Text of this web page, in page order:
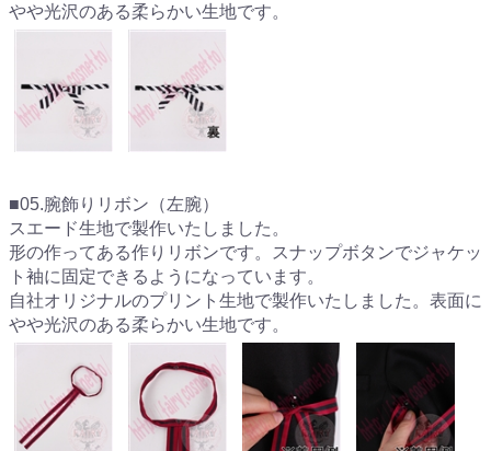
やや光沢のある柔らかい生地です。
■05.腕飾りリボン（左腕）
スエード生地で製作いたしました。
形の作ってある作りリボンです。スナップボタンでジャケッ
ト袖に固定できるようになっています。
自社オリジナルのプリント生地で製作いたしました。表面に
やや光沢のある柔らかい生地です。